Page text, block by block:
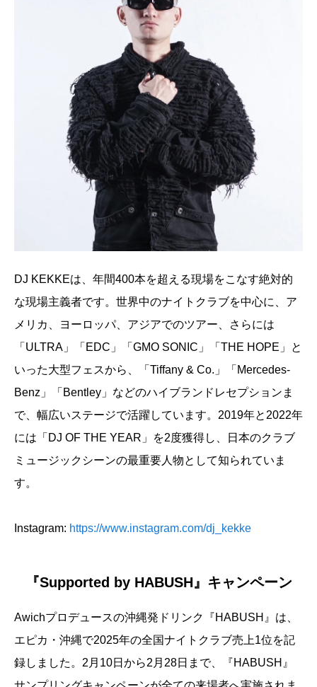
DJ KEKKEは、年間400本を超える現場をこなす絶対的
な現場主義者です。世界中のナイトクラブを中心に、ア
メリカ、ヨーロッパ、アジアでのツアー、さらには
「ULTRA」「EDC」「GMO SONIC」「THE HOPE」と
いった大型フェスから、「Tiffany & Co.」「Mercedes-
Benz」「Bentley」などのハイブランドレセプションま
で、幅広いステージで活躍しています。2019年と2022年
には「DJ OF THE YEAR」を2度獲得し、日本のクラブ
ミュージックシーンの最重要人物として知られていま
す。
Instagram: https://www.instagram.com/dj_kekke
『Supported by HABUSH』キャンペーン
Awichプロデュースの沖縄発ドリンク『HABUSH』は、
エピカ・沖縄で2025年の全国ナイトクラブ売上1位を記
録しました。2月10日から2月28日まで、『HABUSH』